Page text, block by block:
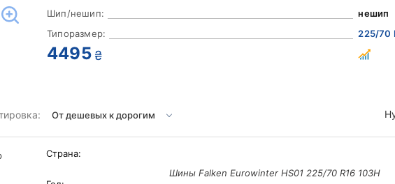
Шип/нешип:
нешип
Типоразмер:
225/70
4495 ₴
Страна:
Шины Falken Eurowinter HS01 225/70 R16 103H